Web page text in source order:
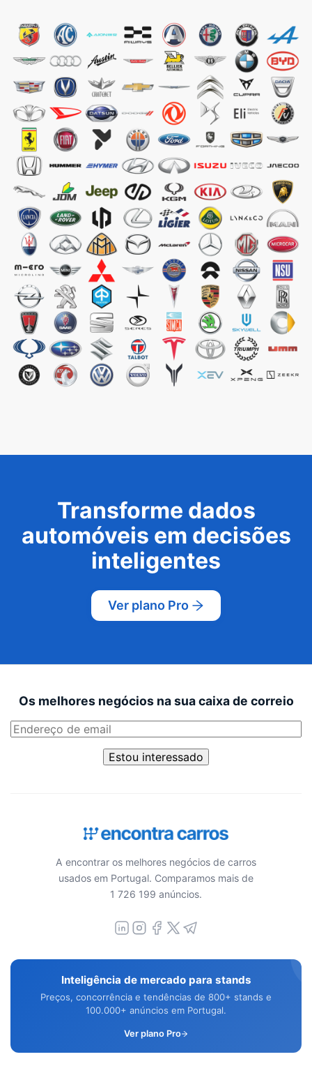
Transforme dados
automóveis em decisões
inteligentes
Ver plano Pro
Os melhores negócios na sua caixa de correio
Estou interessado
A encontrar os melhores negócios de carros
usados em Portugal. Comparamos mais de
1 726 199 anúncios.
Inteligência de mercado para stands
Preços, concorrência e tendências de 800+ stands e
100.000+ anúncios em Portugal.
Ver plano Pro